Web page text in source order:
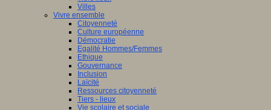
Villes
Vivre ensemble
Citoyenneté
Culture européenne
Démocratie
Egalité Hommes/Femmes
Ethique
Gouvernance
Inclusion
Laïcité
Ressources citoyenneté
Tiers - lieux
Vie scolaire et sociale